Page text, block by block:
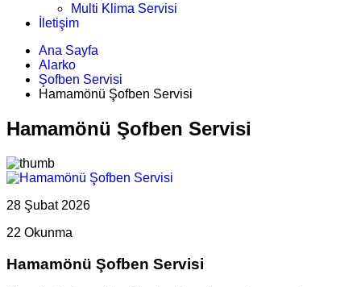
Multi Klima Servisi
İletişim
Ana Sayfa
Alarko
Şofben Servisi
Hamamönü Şofben Servisi
Hamamönü Şofben Servisi
28 Şubat 2026
22 Okunma
Hamamönü Şofben Servisi